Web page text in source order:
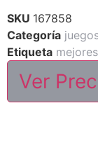
SKU 167858
Categoría
Etiqueta
Ver